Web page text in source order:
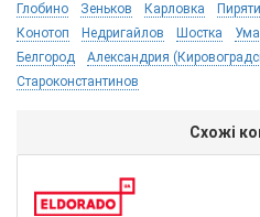
Глобино
Зеньков Карловка
Конотоп
Недригайлов Шостка
Белгород
Александрия
Староконстантинов
Схожі